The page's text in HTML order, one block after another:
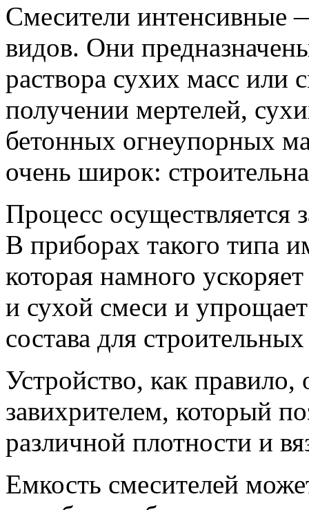
Смесители интенсивные
видов. Они
раствора сухих масс или
получении мертелей,
бетонных огнеупорных
очень широк:
Процесс осуществляется
В приборах такого типа
которая намного
и сухой смеси и
состава для
Устройство, как
завихрителем, который
различной плотности и
Емкость смесителей